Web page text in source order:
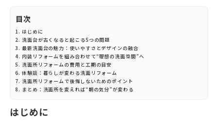
目次
はじめに
洗面台が古くなると起こる5つの問題
最新洗面台の魅力：使いやすさとデザインの融合
内装リフォームを組み合わせて“理想の洗面空間”へ
洗面所リフォームの費用と工期の目安
体験談：暮らしが変わる洗面リフォーム
洗面所リフォームで後悔しないためのポイント
まとめ：洗面所を変えれば“朝の気分”が変わる
はじめに